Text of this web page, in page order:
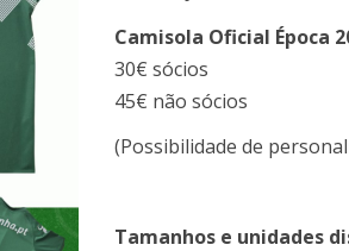
Camisola Oficial Época
30€ sócios
45€ não sócios
(Possibilidade de
Tamanhos e unidades